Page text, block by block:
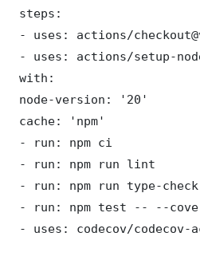
steps:
- uses: actions/
- uses: actions/setup-
with:
node-version: '20'
cache: 'npm'
- run: npm ci
- run: npm run lint
- run: npm run type-check
- run: npm test -- --
- uses: codecov/codecov-